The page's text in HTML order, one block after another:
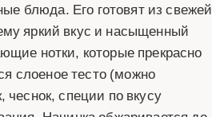
блюда. Его готовят из свежей
яркий вкус и насыщенный
нотки, которые прекрасно
слоеное тесто (можно
специи по вкусу